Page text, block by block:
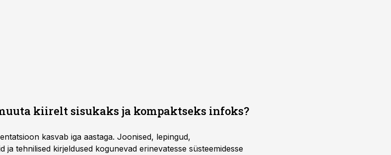
kiirelt sisukaks ja kompaktseks infoks?
kasvab iga aastaga. Joonised, lepingud,
tehnilised kirjeldused kogunevad erinevatesse süsteemidesse